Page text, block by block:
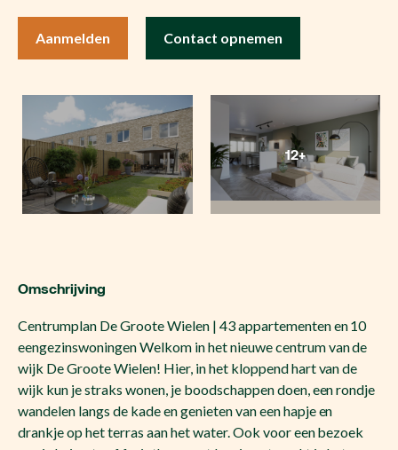
Aanmelden Contact opnemen
12+
Omschrijving
Centrumplan De Groote Wielen | 43 appartementen en 10
eengezinswoningen Welkom in het nieuwe centrum van de
wijk De Groote Wielen! Hier, in het kloppend hart van de
wijk kun je straks wonen, je boodschappen doen, een rondje
wandelen langs de kade en genieten van een hapje en
drankje op het terras aan het water. Ook voor een bezoek